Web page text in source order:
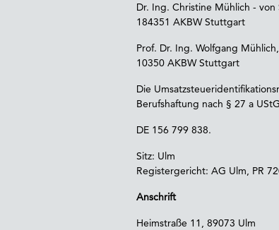
Dr. Ing. Christine Mühlich - von
184351 AKBW Stuttgart
Prof. Dr. Ing. Wolfgang
10350 AKBW Stuttgart
Die
Berufshaftung nach § 27 a
DE 156 799 838.
Sitz: Ulm
Registergericht: AG Ulm, PR
Anschrift
Heimstraße 11, 89073 Ulm